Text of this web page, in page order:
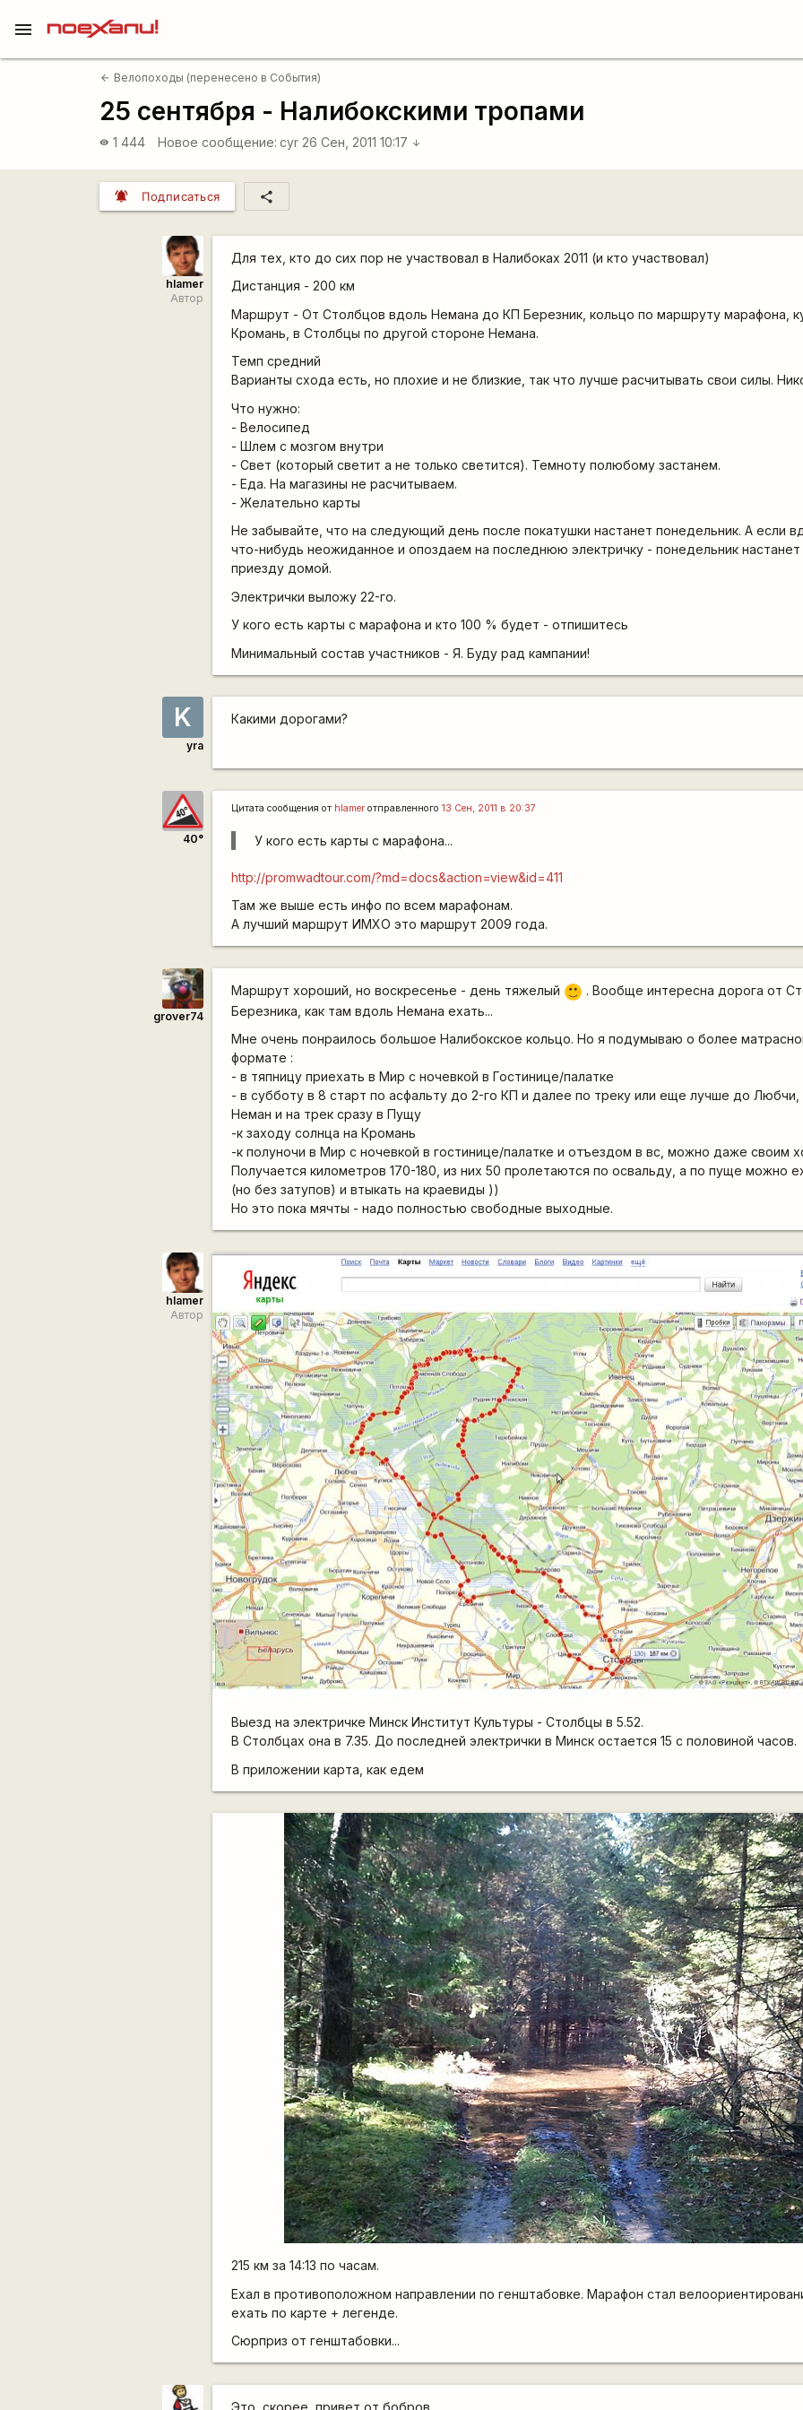
menu
arrow_back Велопоходы (перенесено в События)
25 сентября - Налибокскими тропами
visibility 1 444 Новое сообщение: cyr 26 Сен, 2011 10:17 arrow_downward
notifications_active Подписаться share
hlamer
Автор
Для тех, кто до сих пор не участвовал в Налибоках 2011 (и кто участвовал)
Дистанция - 200 км
Маршрут - От Столбцов вдоль Немана до КП Березник, кольцо по маршруту марафона,
Кромань, в Столбцы по другой стороне Немана.
Темп средний
Варианты схода есть, но плохие и не близкие, так что лучше расчитывать свои силы.
Что нужно:
- Велосипед
- Шлем с мозгом внутри
- Свет (который светит а не только светится). Темноту полюбому застанем.
- Еда. На магазины не расчитываем.
- Желательно карты
Не забывайте, что на следующий день после покатушки настанет понедельник. А если
что-нибудь неожиданное и опоздаем на последнюю электричку - понедельник настанет
приезду домой.
Электрички выложу 22-го.
У кого есть карты с марафона и кто 100 % будет - отпишитесь
Минимальный состав участников - Я. Буду рад кампании!
K
yra
Какими дорогами?
40°
Цитата сообщения от hlamer отправленного13 Сен, 2011 в 20:37
У кого есть карты с марафона...
http://promwadtour.com/?md=docs&action=view&id=411
Там же выше есть инфо по всем марафонам.
А лучший маршрут ИМХО это маршрут 2009 года.
grover74
Маршрут хороший, но воскресенье - день тяжелый :)
. Вообще интересна дорога от
Березника, как там вдоль Немана ехать...
Мне очень понраилось большое Налибокское кольцо. Но я подумываю о более
формате :
- в тяпницу приехать в Мир с ночевкой в Гостинице/палатке
- в субботу в 8 старт по асфальту до 2-го КП и далее по треку или еще лучше до
Неман и на трек сразу в Пущу
-к заходу солнца на Кромань
-к полуночи в Мир с ночевкой в гостинице/палатке и отъездом в вс, можно даже своим
Получается километров 170-180, из них 50 пролетаются по освальду, а по пуще можно
(но без затупов) и втыкать на краевиды ))
Но это пока мячты - надо полностью свободные выходные.
hlamer
Автор
Выезд на электричке Минск Институт Культуры - Столбцы в 5.52.
В Столбцах она в 7.35. До последней электрички в Минск остается 15 с половиной часов.
В приложении карта, как едем
215 км за 14:13 по часам.
Ехал в противоположном направлении по генштабовке. Марафон стал
ехать по карте + легенде.
Сюрприз от генштабовки...
Это, скорее, привет от бобров.